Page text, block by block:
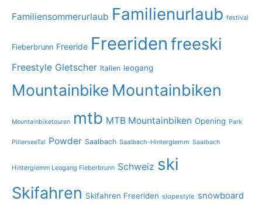
Familiensommerurlaub Familienurlaub festival
Fieberbrunn Freeride Freeriden freeski
Freestyle Gletscher Italien leogang
Mountainbike Mountainbiken
Mountainbiketouren mtb MTB Mountainbiken Opening Park
PillerseeTal Powder Saalbach Saalbach-Hinterglemm Saalbach
Hinterglemm Leogang Fieberbrunn Schweiz ski
Skifahren Skifahren Freeriden slopestyle snowboard